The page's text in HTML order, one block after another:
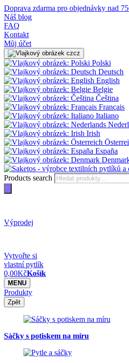
Doprava zdarma pro objednávky nad
Náš blog
FAQ
Kontakt
Můj účet
cz
Polski
Deutsch
English
Belgie
Čeština
Français
Italiano
Irish
España
Products search
Výprodej
Vytvořte si
vlastní pytlík
0,00KčKošík
MENU
Produkty
Zpět
Sáčky s potiskem na míru